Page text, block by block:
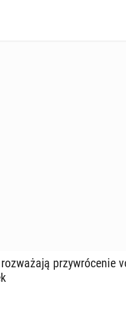
przy­wró­ce­nie